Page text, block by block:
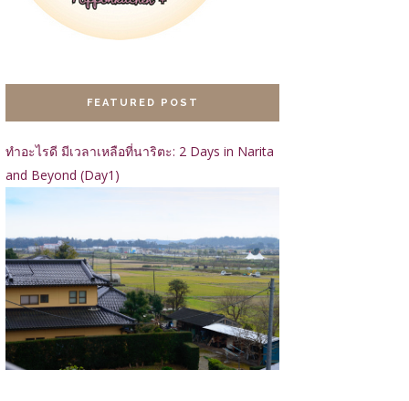
FEATURED POST
ทำอะไรดี มีเวลาเหลือที่นาริตะ: 2 Days in Narita
and Beyond (Day1)